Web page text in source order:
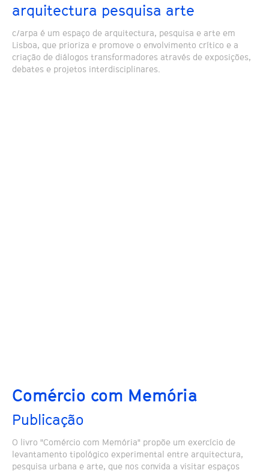
arquitectura pesquisa arte
c/arpa é um espaço de arquitectura, pesquisa e arte em
Lisboa, que prioriza e promove o envolvimento crítico e a
criação de diálogos transformadores através de exposições,
debates e projetos interdisciplinares.
Comércio com Memória
Publicação
O livro "Comércio com Memória" propõe um exercício de
levantamento tipológico experimental entre arquitectura,
pesquisa urbana e arte, que nos convida a visitar espaços